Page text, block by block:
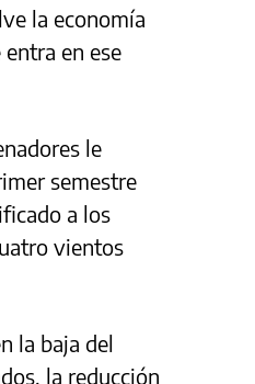
la economía
en ese
le
semestre
a los
vientos
la baja del
la reducción